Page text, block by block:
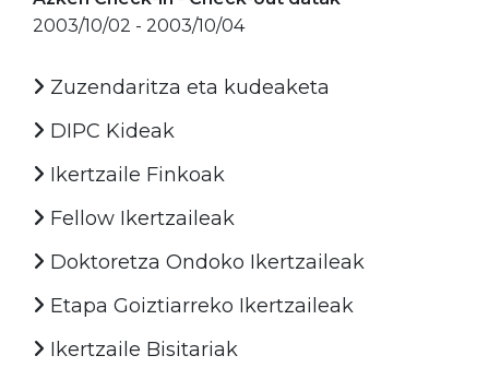
2003/10/02 - 2003/10/04
Zuzendaritza eta kudeaketa
DIPC Kideak
Ikertzaile Finkoak
Fellow Ikertzaileak
Doktoretza Ondoko Ikertzaileak
Etapa Goiztiarreko Ikertzaileak
Ikertzaile Bisitariak